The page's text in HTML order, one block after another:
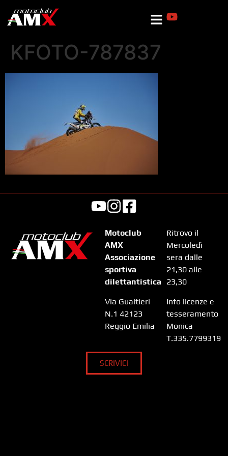
KFOTO-787837
Motoclub
AMX
Associazione
sportiva
dilettantistica
Via Gualtieri
N.1 42123
Reggio Emilia
Ritrovo il
Mercoledì
sera dalle
21,30 alle
23,30
Info licenze e
tesseramento
Monica
T.335.7799319
SCRIVICI